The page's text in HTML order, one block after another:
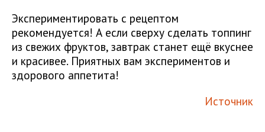
Экспериментировать с рецептом
рекомендуется! А если сверху сделать топпинг
из свежих фруктов, завтрак станет ещё вкуснее
и красивее. Приятных вам экспериментов и
здорового аппетита!
Источник